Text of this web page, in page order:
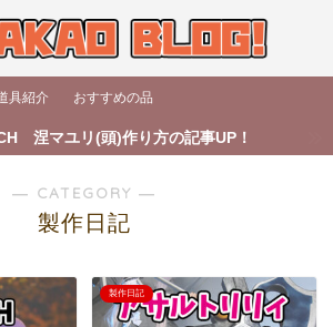
具紹介 おすすめの品
涅マユリ(頭)作り方の記事UP！
― CATEGORY ―
製作日記
製作日記